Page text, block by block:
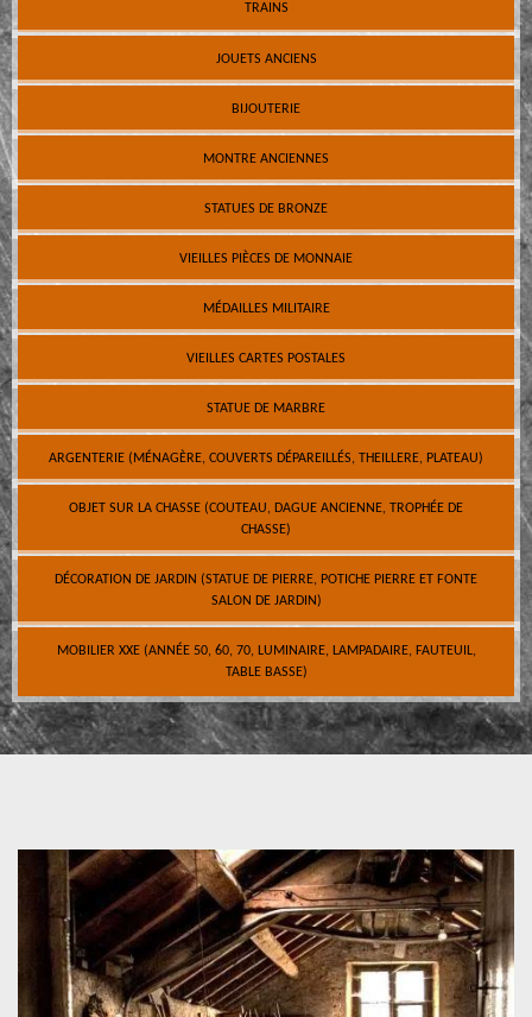
TRAINS
JOUETS ANCIENS
BIJOUTERIE
MONTRE ANCIENNES
STATUES DE BRONZE
VIEILLES PIÈCES DE MONNAIE
MÉDAILLES MILITAIRE
VIEILLES CARTES POSTALES
STATUE DE MARBRE
ARGENTERIE (MÉNAGÈRE, COUVERTS DÉPAREILLÉS, THEILLERE, PLATEAU)
OBJET SUR LA CHASSE (COUTEAU, DAGUE ANCIENNE, TROPHÉE DE
CHASSE)
DÉCORATION DE JARDIN (STATUE DE PIERRE, POTICHE PIERRE ET FONTE
SALON DE JARDIN)
MOBILIER XXE (ANNÉE 50, 60, 70, LUMINAIRE, LAMPADAIRE, FAUTEUIL,
TABLE BASSE)